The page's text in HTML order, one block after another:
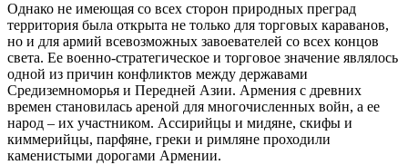
Однако не имеющая со всех сторон природных преград
территория была открыта не только для торговых караванов,
но и для армий всевозможных завоевателей со всех концов
света. Ее военно-стратегическое и торговое значение являлось
одной из причин конфликтов между державами
Средиземноморья и Передней Азии. Армения с древних
времен становилась ареной для многочисленных войн, а ее
народ – их участником. Ассирийцы и мидяне, скифы и
киммерийцы, парфяне, греки и римляне проходили
каменистыми дорогами Армении.